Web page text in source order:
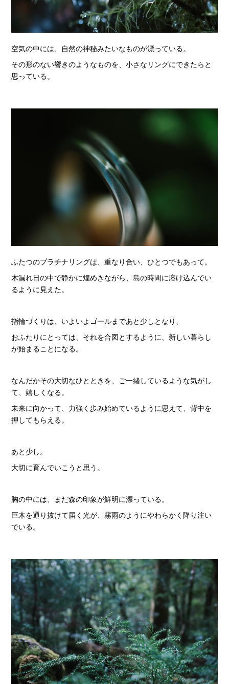
空気の中には、自然の神秘みたいなものが漂っている。
その形のない響きのようなものを、小さなリングにできたらと
思っている。
ふたつのプラチナリングは、重なり合い、ひとつでもあって。
木漏れ日の中で静かに煌めきながら、島の時間に溶け込んでい
るように見えた。
指輪づくりは、いよいよゴールまであと少しとなり、
おふたりにとっては、それを合図とするように、新しい暮らし
が始まることになる。
なんだかその大切なひとときを、ご一緒しているような気がし
て、嬉しくなる。
未来に向かって、力強く歩み始めているように思えて、背中を
押してもらえる。
あと少し。
大切に育んでいこうと思う。
胸の中には、まだ森の印象が鮮明に漂っている。
巨木を通り抜けて届く光が、霧雨のようにやわらかく降り注い
でいる。